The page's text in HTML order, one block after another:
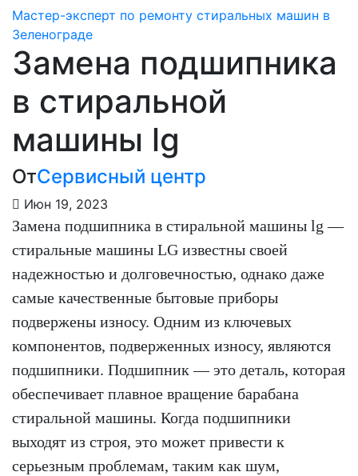
Мастер-эксперт по ремонту стиральных машин в
Зеленограде
Замена подшипника
в стиральной
машины lg
ОтСервисный центр
Июн 19, 2023
Замена подшипника в стиральной машины lg —
стиральные машины LG известны своей
надежностью и долговечностью, однако даже
самые качественные бытовые приборы
подвержены износу. Одним из ключевых
компонентов, подверженных износу, являются
подшипники. Подшипник — это деталь, которая
обеспечивает плавное вращение барабана
стиральной машины. Когда подшипники
выходят из строя, это может привести к
серьезным проблемам, таким как шум,